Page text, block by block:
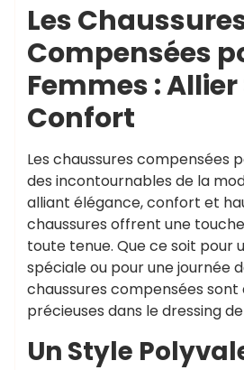
Les
Compensées
Femmes :
Confort
Les chaussures compensées
des incontournables de la
alliant élégance, confort et
chaussures offrent une
toute tenue. Que ce soit pour
spéciale ou pour une journée
chaussures compensées sont
précieuses dans le dressing
Un Style